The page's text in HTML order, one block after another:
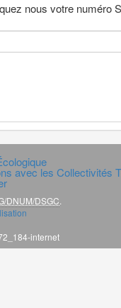
nous votre numéro
avec les Collectivités
DNUM/DSGC
internet